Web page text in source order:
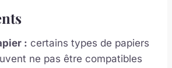
: certains types de papiers
ne pas être compatibles